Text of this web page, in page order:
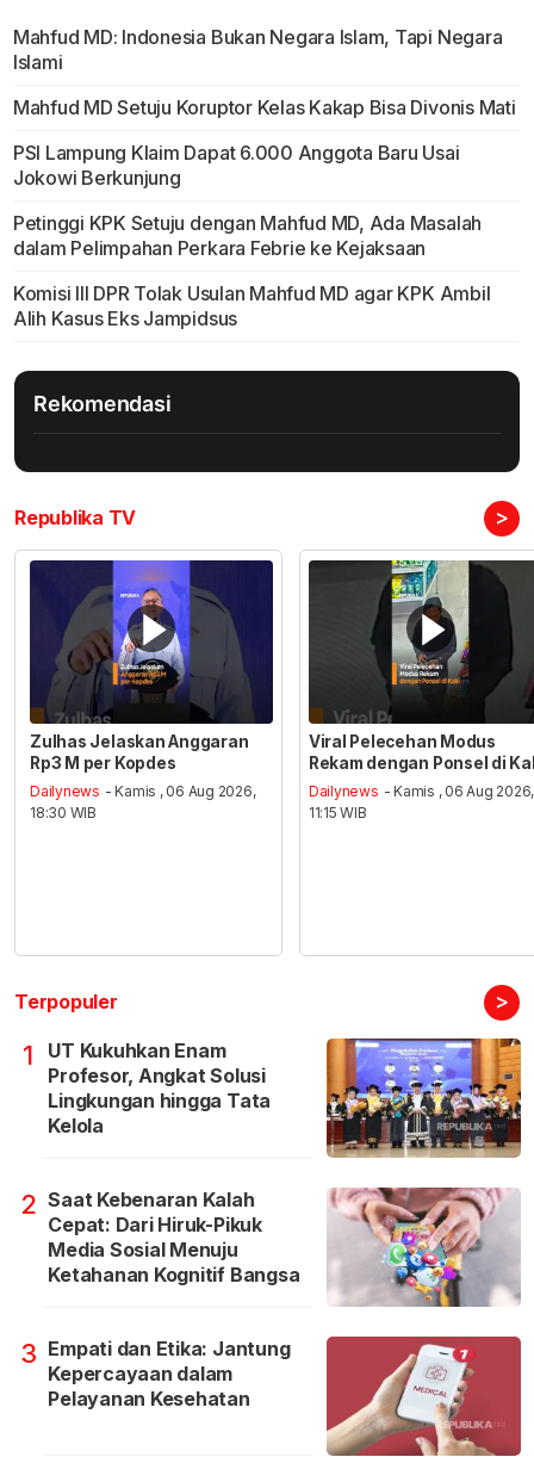
Mahfud MD: Indonesia Bukan Negara Islam, Tapi Negara
Islami
Mahfud MD Setuju Koruptor Kelas Kakap Bisa Divonis Mati
PSI Lampung Klaim Dapat 6.000 Anggota Baru Usai
Jokowi Berkunjung
Petinggi KPK Setuju dengan Mahfud MD, Ada Masalah
dalam Pelimpahan Perkara Febrie ke Kejaksaan
Komisi III DPR Tolak Usulan Mahfud MD agar KPK Ambil
Alih Kasus Eks Jampidsus
Rekomendasi
Republika TV >
Zulhas Jelaskan Anggaran
Rp3 M per Kopdes
Dailynews - Kamis , 06 Aug 2026,
18:30 WIB
Viral Pelecehan Modus
Rekam dengan Ponsel di
Dailynews - Kamis , 06 Aug 2026,
11:15 WIB
Terpopuler >
1
UT Kukuhkan Enam
Profesor, Angkat Solusi
Lingkungan hingga Tata
Kelola
2 Saat Kebenaran Kalah
Cepat: Dari Hiruk-Pikuk
Media Sosial Menuju
Ketahanan Kognitif Bangsa
3 Empati dan Etika: Jantung
Kepercayaan dalam
Pelayanan Kesehatan